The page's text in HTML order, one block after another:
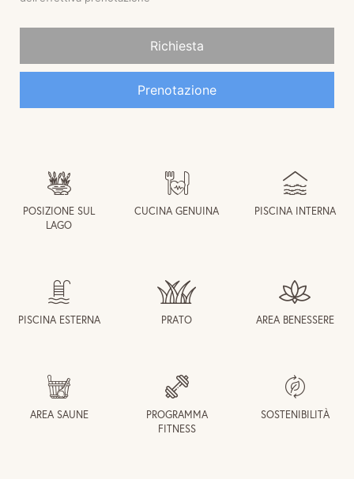
POSIZIONE SUL
LAGO
CUCINA GENUINA PISCINA INTERNA
PISCINA ESTERNA PRATO AREA BENESSERE
AREA SAUNE
PROGRAMMA
FITNESS
SOSTENIBILITÀ